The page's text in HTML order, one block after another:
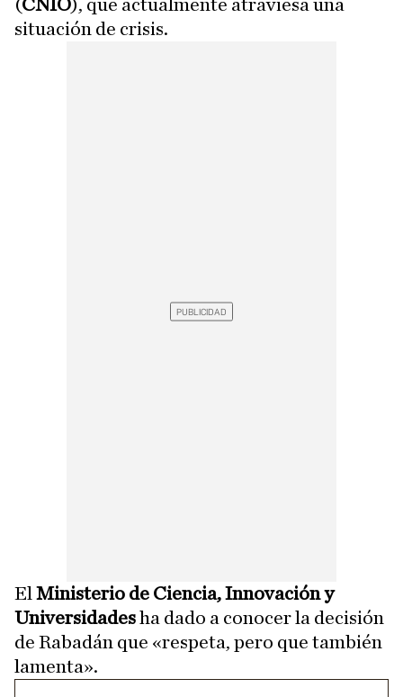
(CNIO), que actualmente atraviesa una
situación de crisis.
El Ministerio de Ciencia, Innovación y
Universidadesha dado a conocer la decisión
de Rabadán que «respeta, pero que también
lamenta».